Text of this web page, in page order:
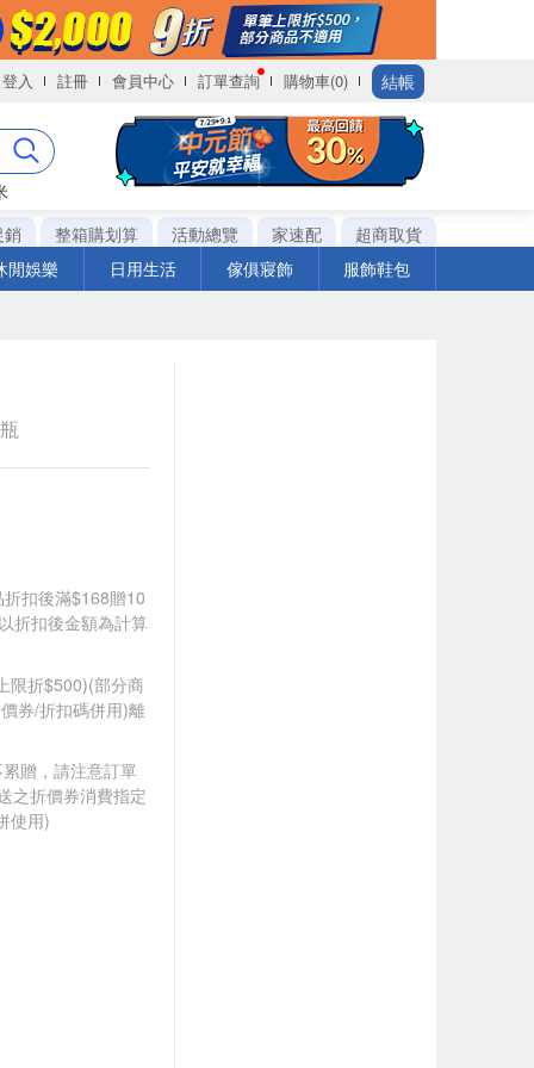
登入 註冊 會員中心 訂單查詢 購物車(0) 結帳
銷
整箱購划算 活動總覽 家速配
超商取貨
閒娛樂
日用生活 傢俱寢飾 服飾鞋包
扣後滿$168贈10
折扣後金額為計算
限折$500)(部分商
券/折扣碼併用)離
贈，請注意訂單
之折價券消費指定
使用)